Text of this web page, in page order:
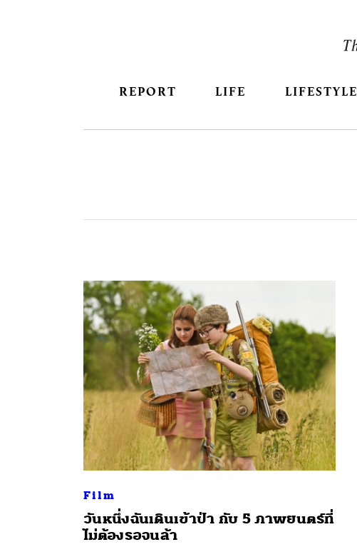
REPORT LIFE LIFESTYLE
Film
วันหนึ่งฉันเดินเข้าป่า กับ 5 ภาพยนตร์ที่
ไม่ต้องรอจนล้า